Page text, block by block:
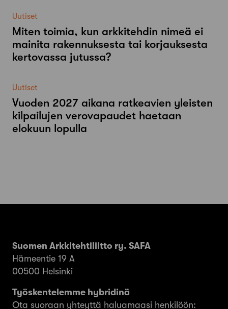
Uutiset
Miten toimia, kun arkkitehdin nimeä ei
mainita rakennuksesta tai korjauksesta
kertovassa jutussa?
Uutiset
Vuoden 2027 aikana ratkeavien yleisten
kilpailujen verovapaudet haetaan
elokuun lopulla
Suomen Arkkitehtiliitto ry. SAFA
Hämeentie 19 A
00500 Helsinki
Työskentelemme hybridinä
Ota suoraan yhteyttä haluamaasi henkilöön: